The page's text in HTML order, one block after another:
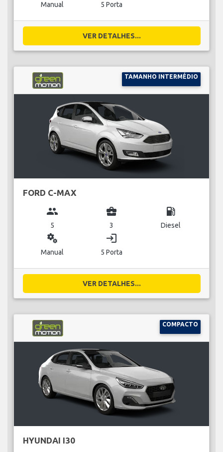
Manual 5 Porta
VER DETALHES...
TAMANHO INTERMÉDIO
FORD C-MAX
group
5
business_center
3
local_gas_station
Diesel
miscellaneous_services
Manual
login
5 Porta
VER DETALHES...
COMPACTO
HYUNDAI I30